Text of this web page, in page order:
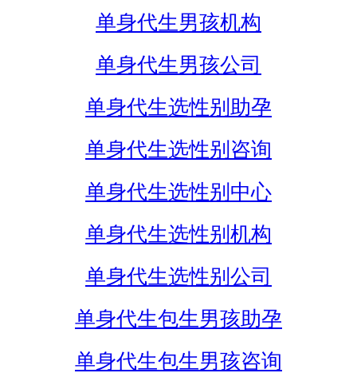
单身代生男孩机构
单身代生男孩公司
单身代生选性别助孕
单身代生选性别咨询
单身代生选性别中心
单身代生选性别机构
单身代生选性别公司
单身代生包生男孩助孕
单身代生包生男孩咨询